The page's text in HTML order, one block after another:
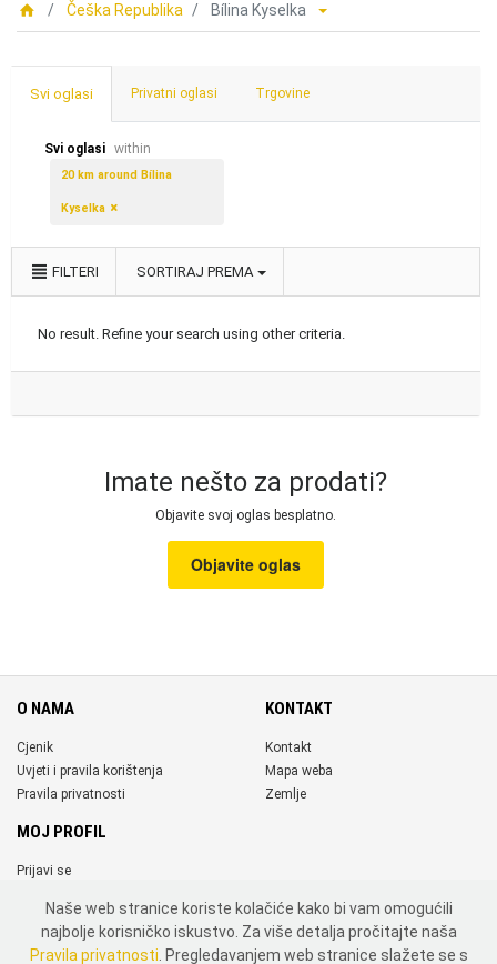
Češka Republika Bílina Kyselka
Svi oglasi Privatni oglasi Trgovine
Svi oglasi within
20 km around Bílina
Kyselka
FILTERI SORTIRAJ PREMA
No result. Refine your search using other criteria.
Imate nešto za prodati?
Objavite svoj oglas besplatno.
Objavite oglas
O NAMA
Cjenik
Uvjeti i pravila korištenja
Pravila privatnosti
KONTAKT
Kontakt
Mapa weba
Zemlje
MOJ PROFIL
Prijavi se
DRUŠTVENE MREŽE
Naše web stranice koriste kolačiće kako bi vam omogućili
najbolje korisničko iskustvo. Za više detalja pročitajte naša
Pravila privatnosti . Pregledavanjem web stranice slažete se s